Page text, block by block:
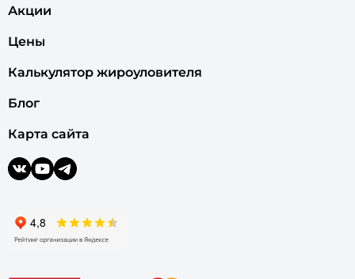
Акции
Цены
Калькулятор жироуловителя
Блог
Карта сайта